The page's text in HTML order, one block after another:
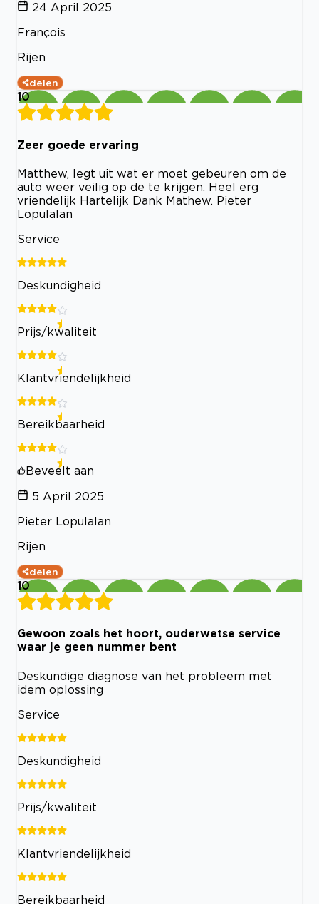
24 April 2025
François
Rijen
delen
10
Zeer goede ervaring
Matthew, legt uit wat er moet gebeuren om de
auto weer veilig op de te krijgen. Heel erg
vriendelijk Hartelijk Dank Mathew. Pieter
Lopulalan
Service
Deskundigheid
Prijs/kwaliteit
Klantvriendelijkheid
Bereikbaarheid
Beveelt aan
5 April 2025
Pieter Lopulalan
Rijen
delen
10
Gewoon zoals het hoort, ouderwetse service
waar je geen nummer bent
Deskundige diagnose van het probleem met
idem oplossing
Service
Deskundigheid
Prijs/kwaliteit
Klantvriendelijkheid
Bereikbaarheid